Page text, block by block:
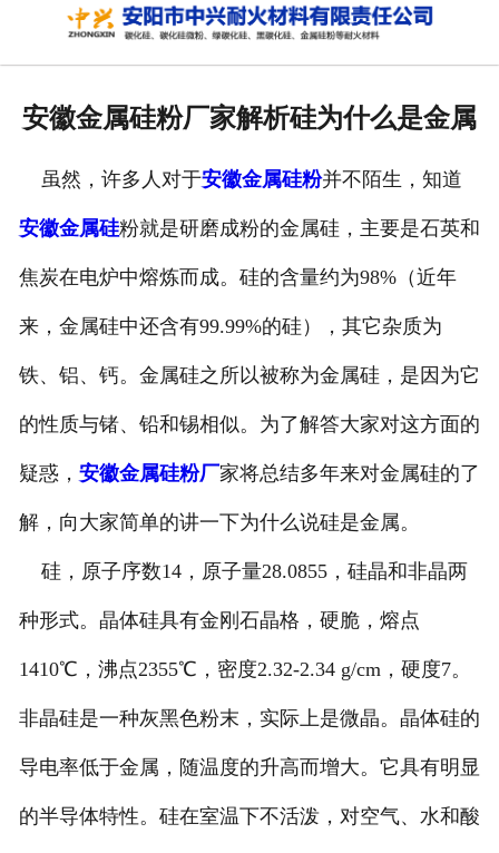
网站首页
联系我们
安徽金属硅粉厂家解析硅为什么是金属
虽然，许多人对于安徽金属硅粉并不陌生，知道
安徽金属硅粉就是研磨成粉的金属硅，主要是石英和
焦炭在电炉中熔炼而成。硅的含量约为98%（近年
来，金属硅中还含有99.99%的硅），其它杂质为
铁、铝、钙。金属硅之所以被称为金属硅，是因为它
的性质与锗、铅和锡相似。为了解答大家对这方面的
疑惑， 安徽金属硅粉厂家将总结多年来对金属硅的了
解，向大家简单的讲一下为什么说硅是金属。
硅，原子序数14，原子量28.0855，硅晶和非晶两
种形式。晶体硅具有金刚石晶格，硬脆，熔点
1410℃，沸点2355℃，密度2.32-2.34 g/cm，硬度7。
非晶硅是一种灰黑色粉末，实际上是微晶。晶体硅的
导电率低于金属，随温度的升高而增大。它具有明显
的半导体特性。硅在室温下不活泼，对空气、水和酸